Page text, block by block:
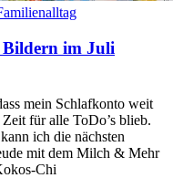
im Juli
mein Schlafkonto weit
für alle ToDo’s blieb.
ich die nächsten
mit dem Milch & Mehr
Chi